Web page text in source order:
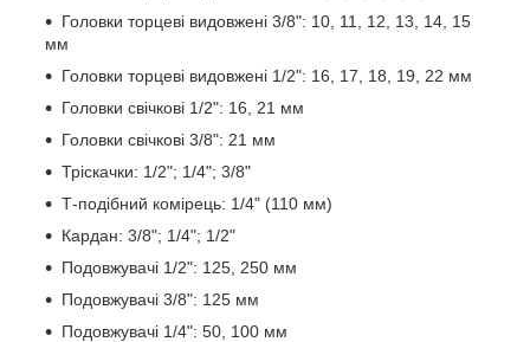
Головки торцеві видовжені 3/8": 10, 11, 12, 13, 14, 15
мм
Головки торцеві видовжені 1/2": 16, 17, 18, 19, 22 мм
Головки свічкові 1/2": 16, 21 мм
Головки свічкові 3/8": 21 мм
Тріскачки: 1/2"; 1/4"; 3/8"
Т-подібний комірець: 1/4" (110 мм)
Кардан: 3/8"; 1/4"; 1/2"
Подовжувачі 1/2": 125, 250 мм
Подовжувачі 3/8": 125 мм
Подовжувачі 1/4": 50, 100 мм